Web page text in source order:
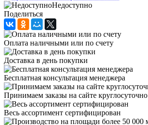
Недоступно
Поделиться
Оплата наличными или по счету
Доставка в день покупки
Бесплатная консультация менеджера
Принимаем заказы на сайте круглосуточно
Весь ассортимент сертифицирован